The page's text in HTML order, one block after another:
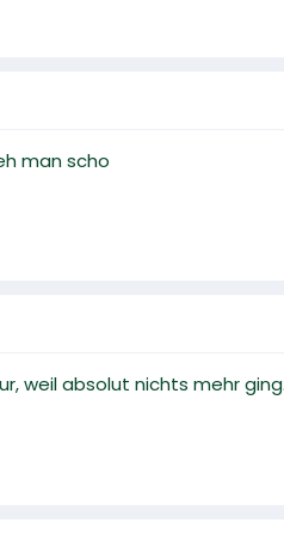
man scho
weil absolut nichts mehr ging.